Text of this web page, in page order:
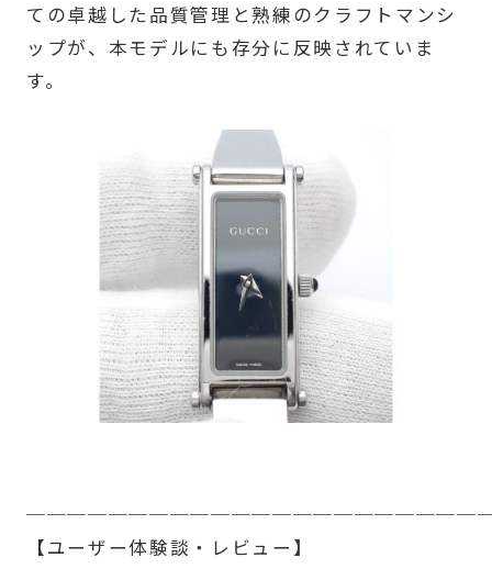
ての卓越した品質管理と熟練のクラフトマンシ
ップが、本モデルにも存分に反映されていま
す。
【ユーザー体験談・レビュー】